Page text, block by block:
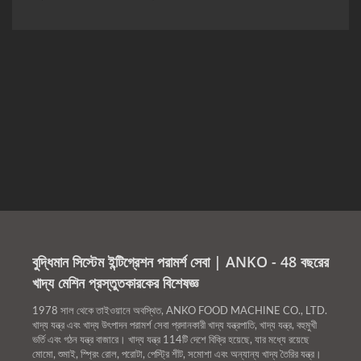
বুদ্ধিমান সিস্টেম ইন্টিগ্রেশন পরামর্শ সেবা | ANKO - 48 বছরের
খাদ্য মেশিন প্রস্তুতকারকের বিশেষজ্ঞ
1978 সাল থেকে তাইওয়ানে অবস্থিত, ANKO FOOD MACHINE CO., LTD.
খাদ্য যন্ত্র এবং খাদ্য উৎপাদন পরামর্শ সেবা প্রদানকারী খাদ্য যন্ত্রপাতি, খাদ্য যন্ত্র, বহুমুখী
ভর্তি এবং গঠন যন্ত্র বাজারে। খাদ্য যন্ত্র 114টি দেশে বিক্রি হয়েছে, যার মধ্যে রয়েছে
মোমো, শুমাই, স্প্রিং রোল, পরোটা, পেস্ট্রি শীট, সমোশা এবং অন্যান্য খাদ্য তৈরির যন্ত্র।